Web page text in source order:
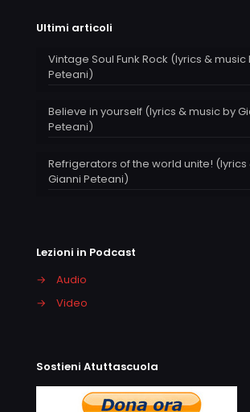
Ultimi articoli
Vintage Soul Funk Rock (lyrics & music
Peteani)
Believe in yourself (lyrics & music by
Peteani)
Refrigerators of the world unite! (lyrics
Gianni Peteani)
Lezioni in Podcast
→
Audio
→
Video
Sostieni Atuttascuola